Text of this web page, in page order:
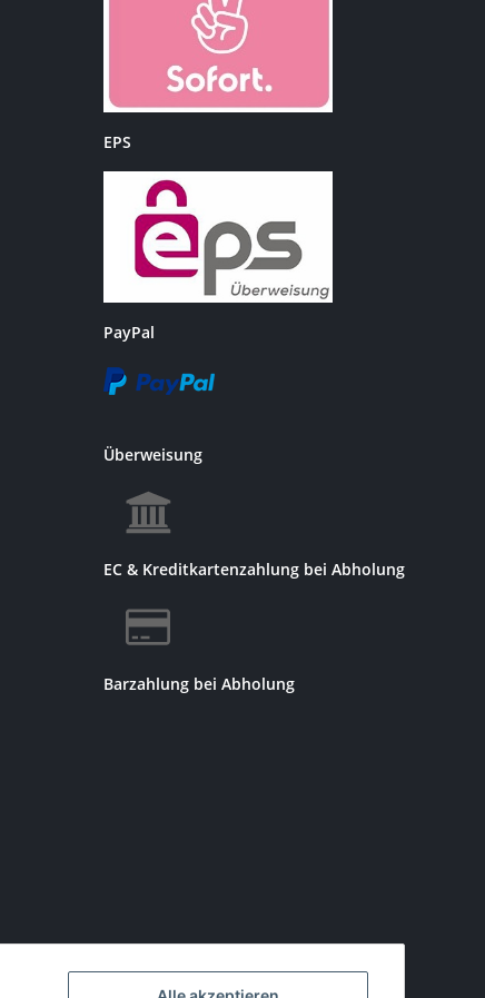
EPS
PayPal
Überweisung
EC & Kreditkartenzahlung bei Abholung
Barzahlung bei Abholung